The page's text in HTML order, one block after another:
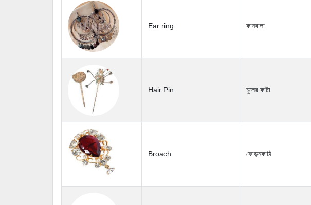
Ear ring কানবালা
Hair Pin চুলের কাটা
Broach ফোড়নকাঠি